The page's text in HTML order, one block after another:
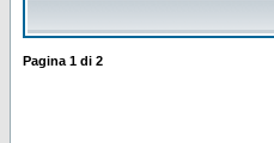
Pagina 1 di 2